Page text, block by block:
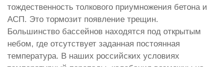
тождественность толкового приумножения бетона и
АСП. Это тормозит появление трещин.
Большинство бассейнов находятся под открытым
небом, где отсутствует заданная постоянная
температура. В наших российских условиях